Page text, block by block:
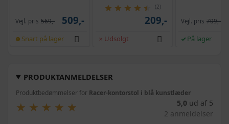
PRODUKTANMELDELSER
Produktbedømmelser for Racer-kontorstol i blå kunstlæder
★
★ ★
★ ★
★ ★
★ ★
★ 5,0 ud af 5
2 anmeldelser
Vejl. pris 569,- 509,-
Snart på lager
(2)
209,-
Udsolgt
Vejl. pris 709,-
På lager